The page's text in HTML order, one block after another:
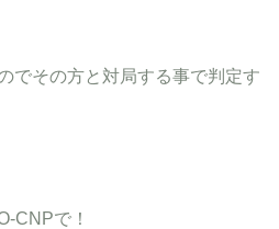
でその方と対局する事で判定す
CNPで！